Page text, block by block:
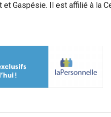
Gaspésie. Il est affilié à la